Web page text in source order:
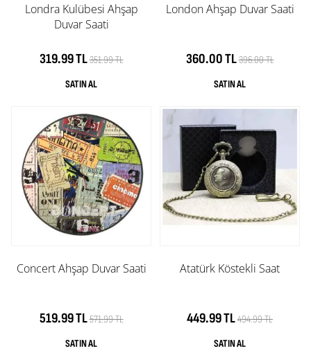
Londra Kulübesi Ahşap
Duvar Saati
319.99 TL351.99 TL
London Ahşap Duvar Saati
360.00 TL396.00 TL
Concert Ahşap Duvar Saati
519.99 TL571.99 TL
Atatürk Köstekli Saat
449.99 TL494.99 TL